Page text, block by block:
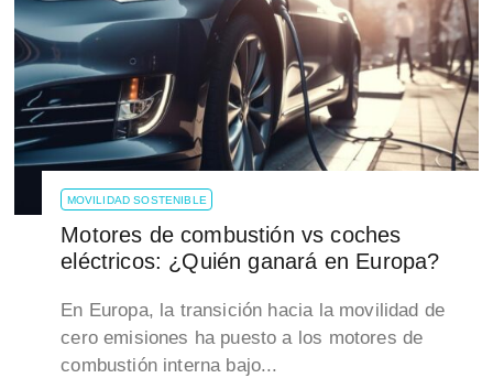
MOVILIDAD SOSTENIBLE
Motores de combustión vs coches
eléctricos: ¿Quién ganará en Europa?
En Europa, la transición hacia la movilidad de
cero emisiones ha puesto a los motores de
combustión interna bajo...